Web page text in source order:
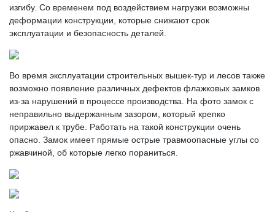
изгибу. Со временем под воздействием нагрузки возможны
деформации конструкции, которые снижают срок
эксплуатации и безопасность деталей.
Во время эксплуатации строительных вышек-тур и лесов также
возможно появление различных дефектов флажковых замков
из-за нарушений в процессе производства. На фото замок с
неправильно выдержанным зазором, который крепко
приржавел к трубе. Работать на такой конструкции очень
опасно. Замок имеет прямые острые травмоопасные углы со
ржавчиной, об которые легко пораниться.